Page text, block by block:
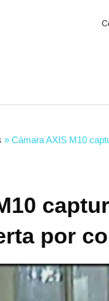
» Cámara AXIS M10
por